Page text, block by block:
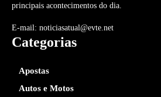
principais acontecimentos do dia.
E-mail: noticiasatual@evte.net
Categorias
Apostas
Autos e Motos